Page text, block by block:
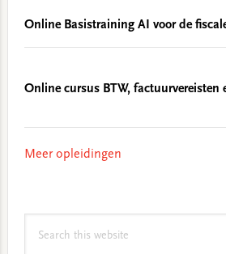
Online Basistraining AI voor de
Online cursus BTW, factuurvereisten
Meer opleidingen